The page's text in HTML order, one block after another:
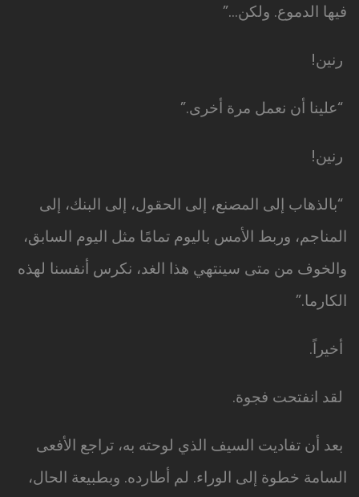
فيها الدموع. ولكن…”
رنين!
“علينا أن نعمل مرة أخرى.”
رنين!
“بالذهاب إلى المصنع، إلى الحقول، إلى البنك، إلى
المناجم، وربط الأمس باليوم تمامًا مثل اليوم السابق،
والخوف من متى سينتهي هذا الغد، نكرس أنفسنا لهذه
الكارما.”
أخيراً.
لقد انفتحت فجوة.
بعد أن تفاديت السيف الذي لوحته به، تراجع الأفعى
السامة خطوة إلى الوراء. لم أطارده. وبطبيعة الحال،